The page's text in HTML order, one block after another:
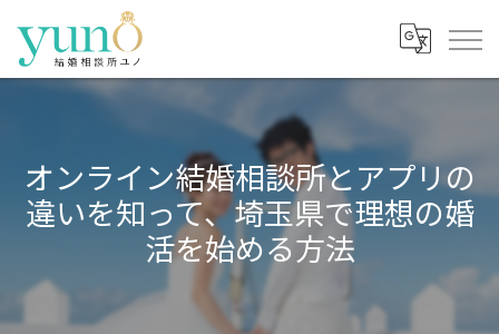
オンライン結婚相談所とアプリの
違いを知って、埼玉県で理想の婚
活を始める方法